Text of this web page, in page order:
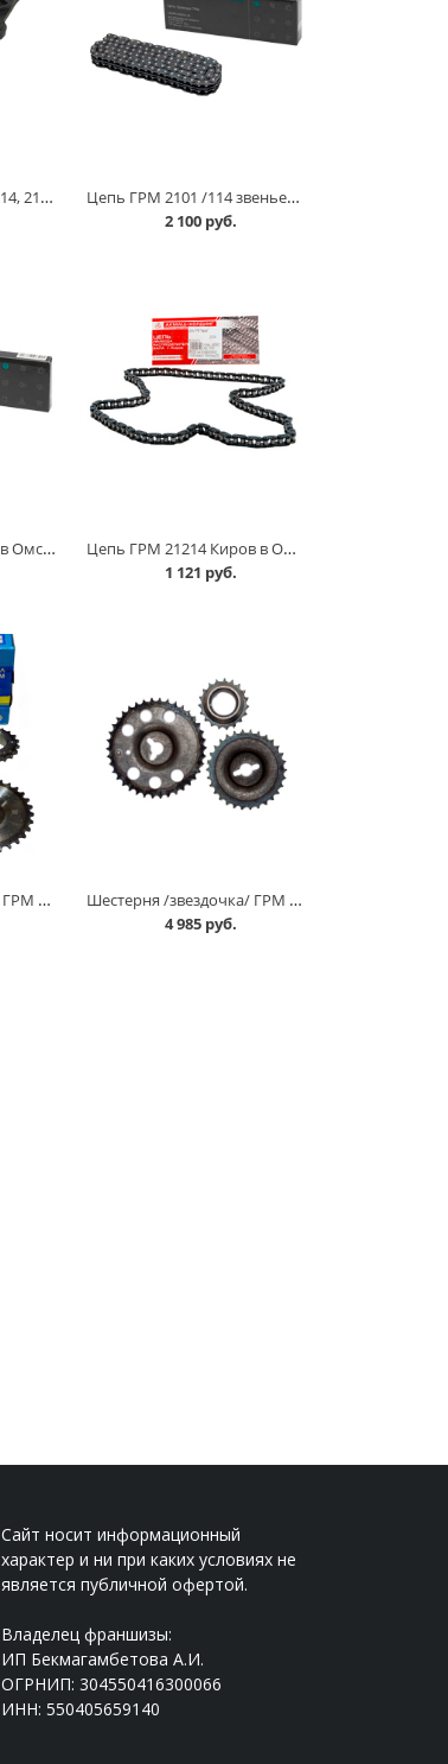
Успокоитель цепи 21214, 2123 в Омске Цепь ГРМ 2101 /114 звеньев/ Lecar в Омске
2 100 руб.
Цепь ГРМ 21214 Lecar в Омске Цепь ГРМ 21214 Киров в Омске
1 121 руб.
Шестерня /звездочка/ ГРМ 2123,21214 ЕВРО-2, к-т в Омске Шестерня /звездочка/ ГРМ 2123,21214 комплект АвтоВАЗ в Омске
4 985 руб.
Сайт носит информационный
характер и ни при каких условиях не
является публичной офертой.
Владелец франшизы:
ИП Бекмагамбетова А.И.
ОГРНИП: 304550416300066
ИНН: 550405659140